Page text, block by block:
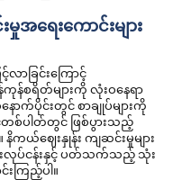
ရေးကောင်းများ
ာခြင်းကြောင့်
န်စရိတ်များကို လုံးဝနေရာ
ာက်ပိုင်းတွင် စာချုပ်များကို
ပါတ်တွင် ဖြစ်ပွားသည့်
ကယ်ဈေးနှုန်း ကျဆင်းမှုများ
းလုပ်ငန်းနှင့် ပတ်သက်သည့် သုံး
ကြည့်ပါ။